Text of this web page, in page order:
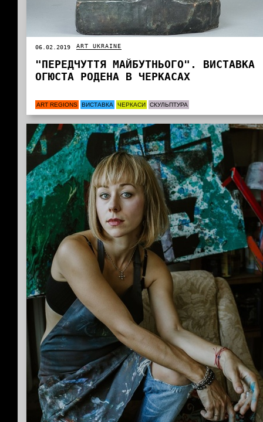
06.02.2019 ART UKRAINE
"ПЕРЕДЧУТТЯ МАЙБУТНЬОГО". ВИСТАВКА
ОГЮСТА РОДЕНА В ЧЕРКАСАХ
ART REGIONS ВИСТАВКА ЧЕРКАСИ СКУЛЬПТУРА